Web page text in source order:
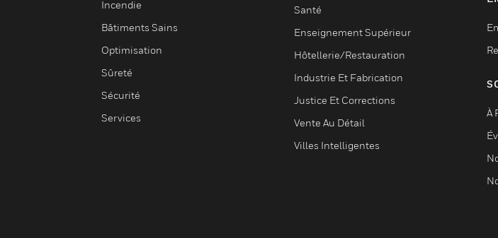
Incendie
Bâtiments Sains
Optimisation
Sûreté
Sécurité
Services
Santé
Enseignement Supérieur
Hôtellerie/Restauration
Industrie Et Fabrication
Justice Et Corrections
Vente Au Détail
Villes Intelligentes
À